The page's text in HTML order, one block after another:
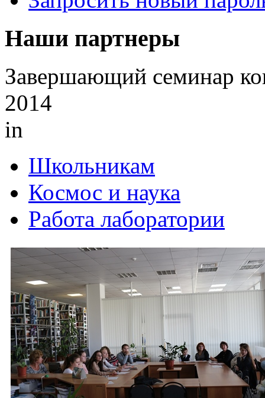
Наши партнеры
Завершающий семинар
2014
in
Школьникам
Космос и наука
Работа лаборатории